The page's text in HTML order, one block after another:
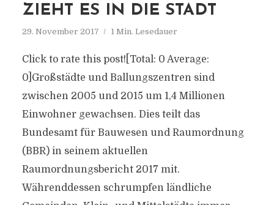
ZIEHT ES IN DIE STADT
29. November 2017 1 Min. Lesedauer
Click to rate this post![Total: 0 Average:
0]Großstädte und Ballungszentren sind
zwischen 2005 und 2015 um 1,4 Millionen
Einwohner gewachsen. Dies teilt das
Bundesamt für Bauwesen und Raumordnung
(BBR) in seinem aktuellen
Raumordnungsbericht 2017 mit.
Währenddessen schrumpfen ländliche